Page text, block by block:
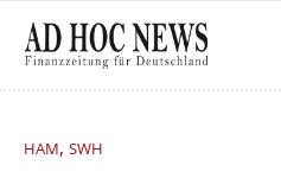
HAM, SWH